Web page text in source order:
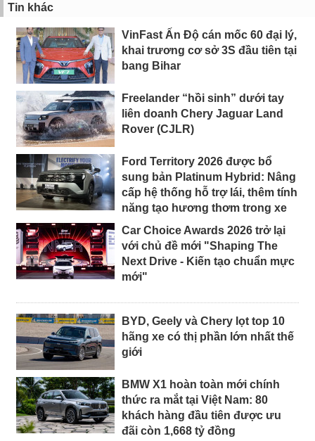
Tin khác
VinFast Ấn Độ cán mốc 60 đại lý,
khai trương cơ sở 3S đầu tiên tại
bang Bihar
Freelander “hồi sinh” dưới tay
liên doanh Chery Jaguar Land
Rover (CJLR)
Ford Territory 2026 được bổ
sung bản Platinum Hybrid: Nâng
cấp hệ thống hỗ trợ lái, thêm tính
năng tạo hương thơm trong xe
Car Choice Awards 2026 trở lại
với chủ đề mới "Shaping The
Next Drive - Kiến tạo chuẩn mực
mới"
BYD, Geely và Chery lọt top 10
hãng xe có thị phần lớn nhất thế
giới
BMW X1 hoàn toàn mới chính
thức ra mắt tại Việt Nam: 80
khách hàng đầu tiên được ưu
đãi còn 1,668 tỷ đồng